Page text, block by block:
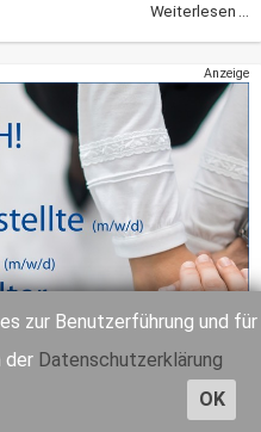
zur Benutzerführung und für
der Datenschutzerklärung
OK
Weiterlesen ...
Anzeige